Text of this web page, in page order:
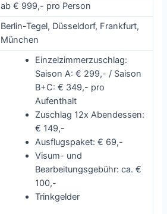
ab € 999,- pro Person
Berlin-Tegel, Düsseldorf, Frankfurt,
München
Einzelzimmerzuschlag:
Saison A: € 299,- / Saison
B+C: € 349,- pro
Aufenthalt
Zuschlag 12x Abendessen:
€ 149,-
Ausflugspaket: € 69,-
Visum- und
Bearbeitungsgebühr: ca. €
100,-
Trinkgelder